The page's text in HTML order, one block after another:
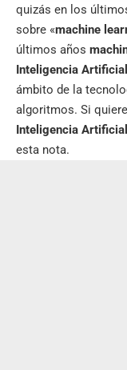
quizás en los
sobre «machine
últimos años
Inteligencia Artificial
ámbito de la
algoritmos. Si
Inteligencia
esta nota.